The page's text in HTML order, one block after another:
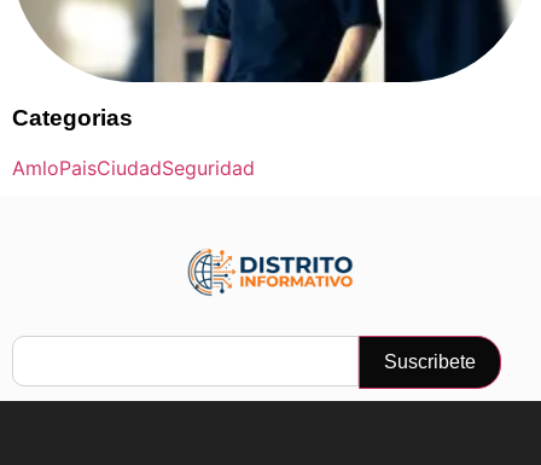
Categorias
AmloPaisCiudadSeguridad
Suscribete